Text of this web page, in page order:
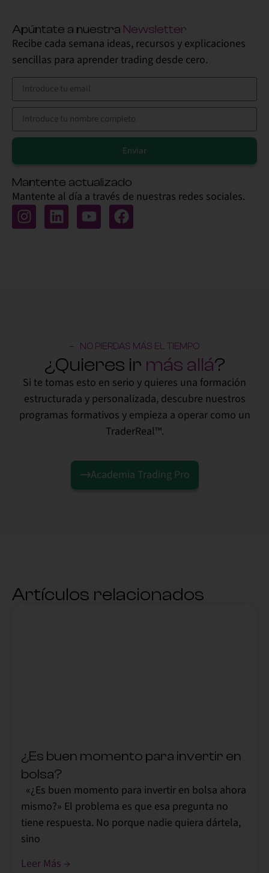
Apúntate a nuestra Newsletter
Recibe cada semana ideas, recursos y explicaciones
sencillas para aprender trading desde cero.
Enviar
Mantente actualizado
Mantente al día a través de nuestras redes sociales.
NO PIERDAS MÁS EL TIEMPO
¿Quieres ir más allá?
Si te tomas esto en serio y quieres una formación
estructurada y personalizada, descubre nuestros
programas formativos y empieza a operar como un
TraderReal™.
Academia Trading Pro
Artículos relacionados
¿Es buen momento para invertir en
bolsa?
«¿Es buen momento para invertir en bolsa ahora
mismo?» El problema es que esa pregunta no
tiene respuesta. No porque nadie quiera dártela,
sino
Leer Más →